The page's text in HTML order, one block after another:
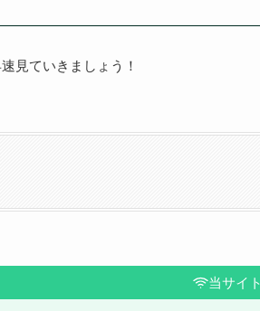
見ていきましょう！
当サイ